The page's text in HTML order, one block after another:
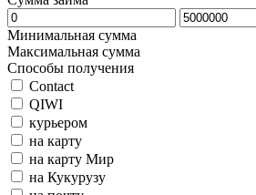
Минимальная сумма
Максимальная сумма
Способы получения
Contact
QIWI
курьером
на карту
на карту Мир
на Кукурузу